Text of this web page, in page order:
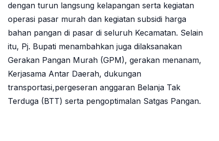
dengan turun langsung kelapangan serta kegiatan
operasi pasar murah dan kegiatan subsidi harga
bahan pangan di pasar di seluruh Kecamatan. Selain
itu, Pj. Bupati menambahkan juga dilaksanakan
Gerakan Pangan Murah (GPM), gerakan menanam,
Kerjasama Antar Daerah, dukungan
transportasi,pergeseran anggaran Belanja Tak
Terduga (BTT) serta pengoptimalan Satgas Pangan.